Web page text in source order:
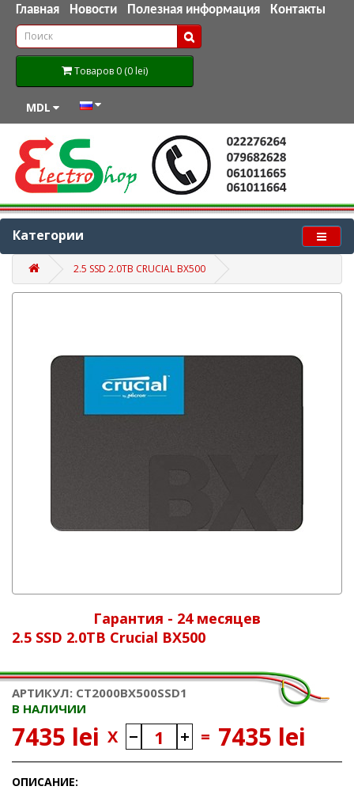
Главная Новости Полезная информация Контакты
Товаров 0 (0 lei)
MDL
Категории
2.5 SSD 2.0TB CRUCIAL BX500
Гарантия - 24 месяцев
2.5 SSD 2.0TB Crucial BX500
АРТИКУЛ: CT2000BX500SSD1
В НАЛИЧИИ
7435 lei X = 7435 lei
ОПИСАНИЕ: